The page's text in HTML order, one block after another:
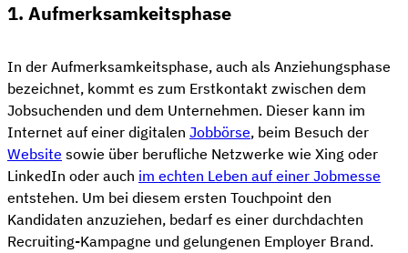
1. Aufmerksamkeitsphase
In der Aufmerksamkeitsphase, auch als Anziehungsphase
bezeichnet, kommt es zum Erstkontakt zwischen dem
Jobsuchenden und dem Unternehmen. Dieser kann im
Internet auf einer digitalen Jobbörse, beim Besuch der
Website sowie über berufliche Netzwerke wie Xing oder
LinkedIn oder auch im echten Leben auf einer Jobmesse
entstehen. Um bei diesem ersten Touchpoint den
Kandidaten anzuziehen, bedarf es einer durchdachten
Recruiting-Kampagne und gelungenen Employer Brand.